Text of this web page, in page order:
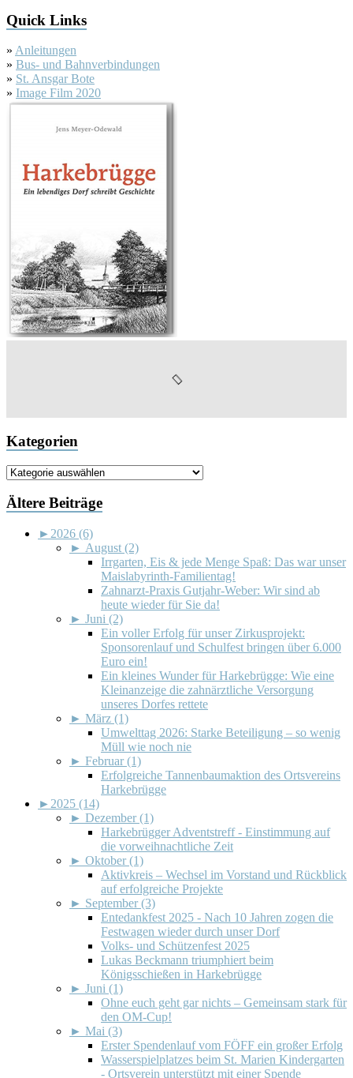
Quick Links
» Anleitungen
» Bus- und Bahnverbindungen
» St. Ansgar Bote
» Image Film 2020
Kategorien
Kategorien
Ältere Beiträge
► 2026 (6)
► August (2)
Irrgarten, Eis & jede Menge Spaß: Das war unser
Maislabyrinth-Familientag!
Zahnarzt-Praxis Gutjahr-Weber: Wir sind ab
heute wieder für Sie da!
► Juni (2)
Ein voller Erfolg für unser Zirkusprojekt:
Sponsorenlauf und Schulfest bringen über 6.000
Euro ein!
Ein kleines Wunder für Harkebrügge: Wie eine
Kleinanzeige die zahnärztliche Versorgung
unseres Dorfes rettete
► März (1)
Umwelttag 2026: Starke Beteiligung – so wenig
Müll wie noch nie
► Februar (1)
Erfolgreiche Tannenbaumaktion des Ortsvereins
Harkebrügge
► 2025 (14)
► Dezember (1)
Harkebrügger Adventstreff - Einstimmung auf
die vorweihnachtliche Zeit
► Oktober (1)
Aktivkreis – Wechsel im Vorstand und Rückblick
auf erfolgreiche Projekte
► September (3)
Entedankfest 2025 - Nach 10 Jahren zogen die
Festwagen wieder durch unser Dorf
Volks- und Schützenfest 2025
Lukas Beckmann triumphiert beim
Königsschießen in Harkebrügge
► Juni (1)
Ohne euch geht gar nichts – Gemeinsam stark für
den OM-Cup!
► Mai (3)
Erster Spendenlauf vom FÖFF ein großer Erfolg
Wasserspielplatzes beim St. Marien Kindergarten
- Ortsverein unterstützt mit einer Spende